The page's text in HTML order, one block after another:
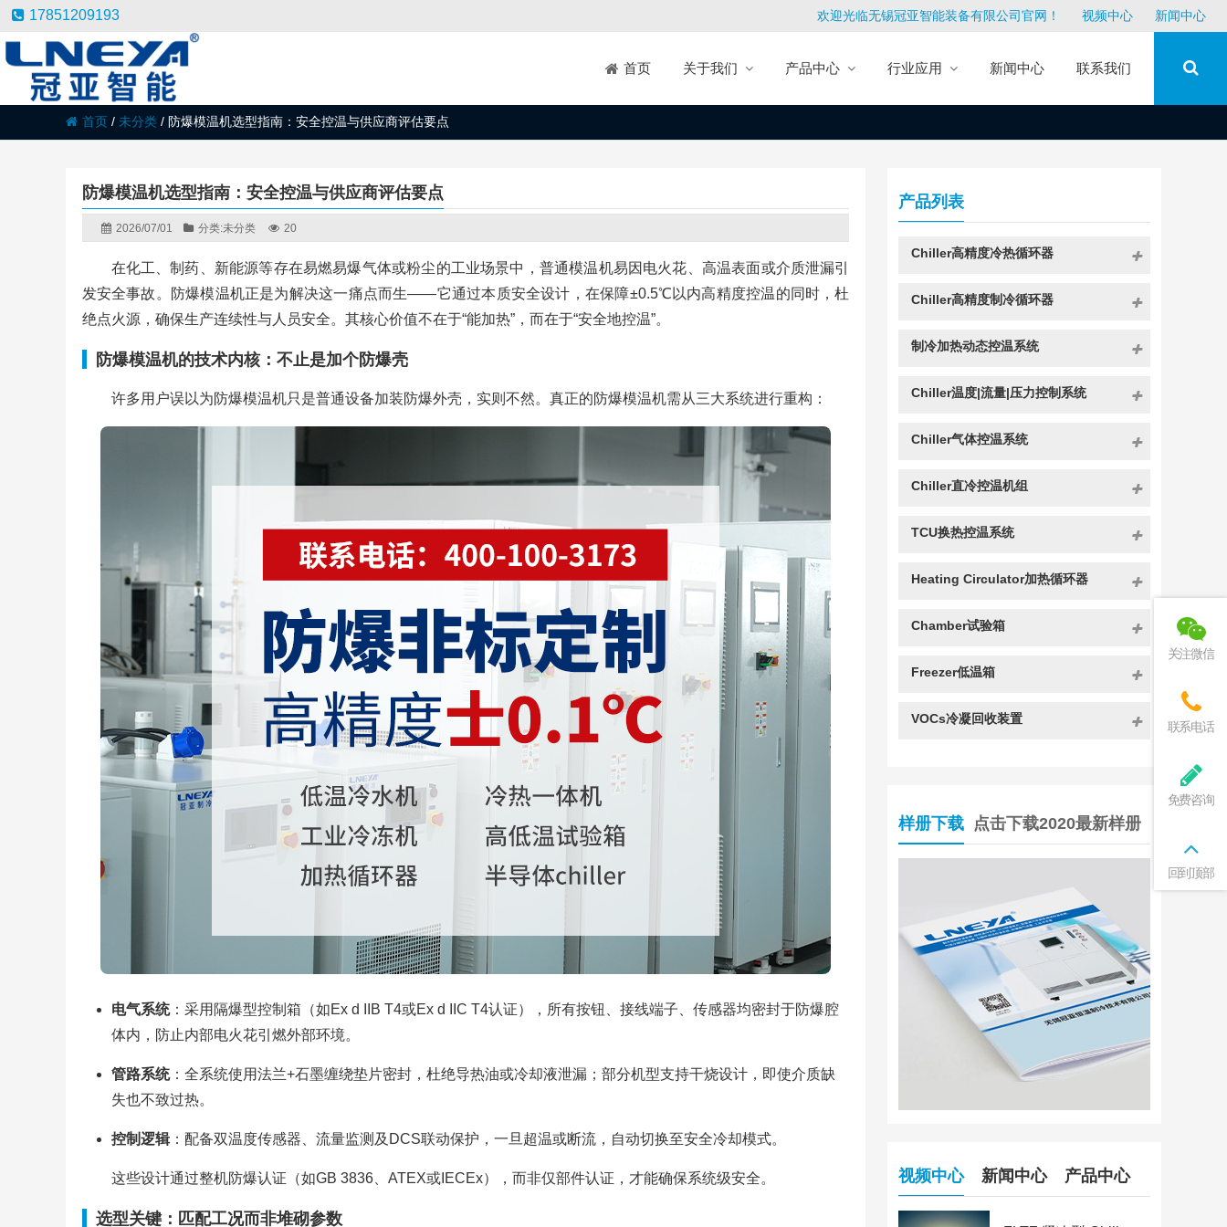
17851209193 欢迎光临无锡冠亚智能装备有限公司官网！ 视频中心 新闻中心
首页 关于我们 产品中心 行业应用 新闻中心 联系我们
首页 / 未分类 / 防爆模温机选型指南：安全控温与供应商评估要点
防爆模温机选型指南：安全控温与供应商评估要点
2026/07/01 分类:未分类 20
在化工、制药、新能源等存在易燃易爆气体或粉尘的工业场景中，普通模温机易因电火花、高温表面或介质泄漏引
发安全事故。防爆模温机正是为解决这一痛点而生——它通过本质安全设计，在保障±0.5℃以内高精度控温的同时，杜
绝点火源，确保生产连续性与人员安全。其核心价值不在于“能加热”，而在于“安全地控温”。
防爆模温机的技术内核：不止是加个防爆壳
许多用户误以为防爆模温机只是普通设备加装防爆外壳，实则不然。真正的防爆模温机需从三大系统进行重构：
电气系统：采用隔爆型控制箱（如Ex d IIB T4或Ex d IIC T4认证），所有按钮、接线端子、传感器均密封于防爆腔
体内，防止内部电火花引燃外部环境。
管路系统：全系统使用法兰+石墨缠绕垫片密封，杜绝导热油或冷却液泄漏；部分机型支持干烧设计，即使介质缺
失也不致过热。
控制逻辑：配备双温度传感器、流量监测及DCS联动保护，一旦超温或断流，自动切换至安全冷却模式。
这些设计通过整机防爆认证（如GB 3836、ATEX或IECEx），而非仅部件认证，才能确保系统级安全。
选型关键：匹配工况而非堆砌参数
产品列表
Chiller高精度冷热循环器
Chiller高精度制冷循环器
制冷加热动态控温系统
Chiller温度|流量|压力控制系统
Chiller气体控温系统
Chiller直冷控温机组
TCU换热控温系统
Heating Circulator加热循环器
Chamber试验箱
Freezer低温箱
VOCs冷凝回收装置
样册下载 点击下载2020最新样册
视频中心 新闻中心 产品中心
关注微信
联系电话
免费咨询
回到顶部